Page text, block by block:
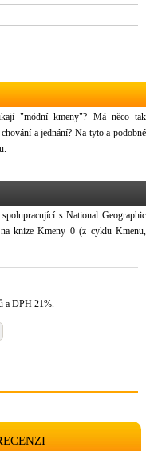
"módní kmeny"? Má něco tak
a jednání? Na tyto a podobné
s National Geographic
knize Kmeny 0 (z cyklu Kmenu,
a DPH 21%.